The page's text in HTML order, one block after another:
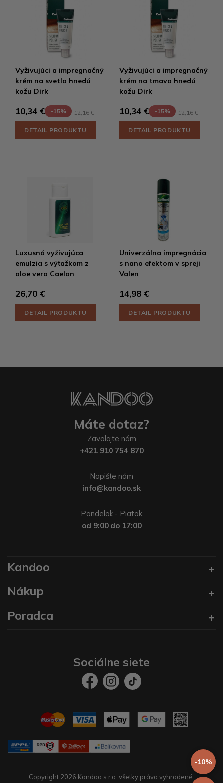
Vyživujúci a impregnačný
krém na svetlo hnedú
kožu Dirk
10,34 € -15% 12,16 €
DETAIL PRODUKTU
Vyživujúci a impregnačný
krém na tmavo hnedú
kožu Dirk
10,34 € -15% 12,16 €
DETAIL PRODUKTU
Luxusná vyživujúca
emulzia s výťažkom z
aloe vera Caelan
26,70 €
DETAIL PRODUKTU
Univerzálna impregnácia
s nano efektom v spreji
Valen
14,98 €
DETAIL PRODUKTU
-10%
Máte dotaz?
Zavolajte nám
+421 910 754 870
Napište nám
info@kandoo.sk
Pondelok - Piatok
od 9:00 do 17:00
Kandoo
Nákup
Poradca
Sociálne siete
Copyright 2026 Kandoo s.r.o. všetky práva vyhradené.